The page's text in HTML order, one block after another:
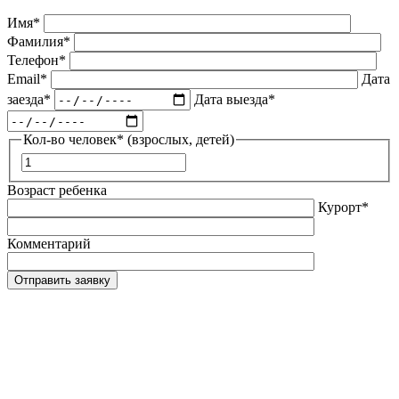
Имя*
Фамилия*
Телефон*
Email*
Дата
заезда*
Дата выезда*
Кол-во человек* (взрослых, детей)
Возраст ребенка
Курорт*
Комментарий